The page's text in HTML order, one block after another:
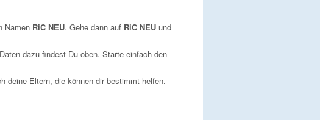
Namen RiC NEU. Gehe dann auf RiC NEU und
dazu findest Du oben. Starte einfach den
deine Eltern, die können dir bestimmt helfen.